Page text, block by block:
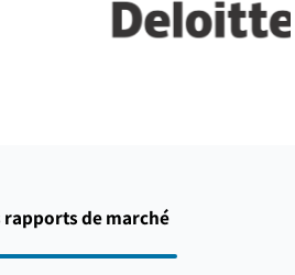
de marché